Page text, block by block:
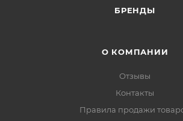
БРЕНДЫ
О КОМПАНИИ
Отзывы
Контакты
Правила продажи